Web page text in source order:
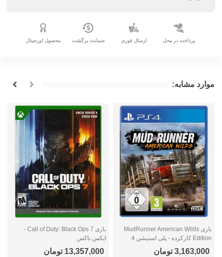
پرداخت در محل ارسال فوری ضمانت برگشت محصول اورجینال
موارد مشابه:
بازی MudRunner American Wilds
Edition کارکرده - پلی استیشن 4
3,163,000 تومان
بازی Call of Duty: Black Ops 7 -
ایکس باکس
13,357,000 تومان